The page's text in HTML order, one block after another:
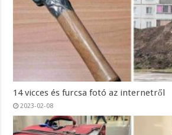
14 vicces és furcsa fotó az internetről
2023-02-08